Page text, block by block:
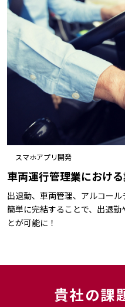
スマホアプリ開発
車両運行管理業におけ
出退勤、車両管理、アルコー
簡単に完結することで、出退
とが可能に！
貴社の課